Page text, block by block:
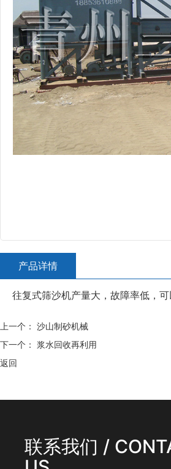
产品详情
往复式筛沙机产量大，故障率低，
上一个： 沙山制砂机械
下一个：
浆水回收再利用
返回
联系我们 /